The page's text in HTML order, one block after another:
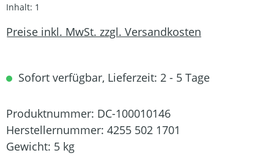
Inhalt: 1
Preise inkl. MwSt. zzgl. Versandkosten
Sofort verfügbar, Lieferzeit: 2 - 5 Tage
Produktnummer: DC-100010146
Herstellernummer: 4255 502 1701
Gewicht: 5 kg